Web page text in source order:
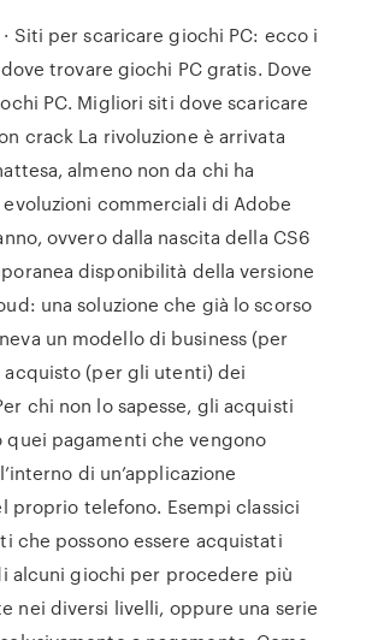
Siti per scaricare giochi PC: ecco i
trovare giochi PC gratis. Dove
PC. Migliori siti dove scaricare
crack La rivoluzione è arrivata
almeno non da chi ha
commerciali di Adobe
ovvero dalla nascita della CS6
disponibilità della versione
una soluzione che già lo scorso
un modello di business (per
acquisto (per gli utenti) dei
chi non lo sapesse, gli acquisti
quei pagamenti che vengono
di un’applicazione
proprio telefono. Esempi classici
che possono essere acquistati
alcuni giochi per procedere più
nei diversi livelli, oppure una serie